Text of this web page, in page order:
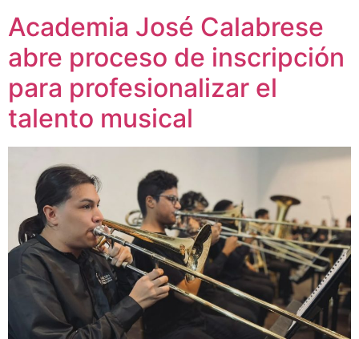
Academia José Calabrese
abre proceso de inscripción
para profesionalizar el
talento musical